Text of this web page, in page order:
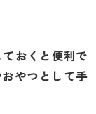
おくと便利で
やつとして手